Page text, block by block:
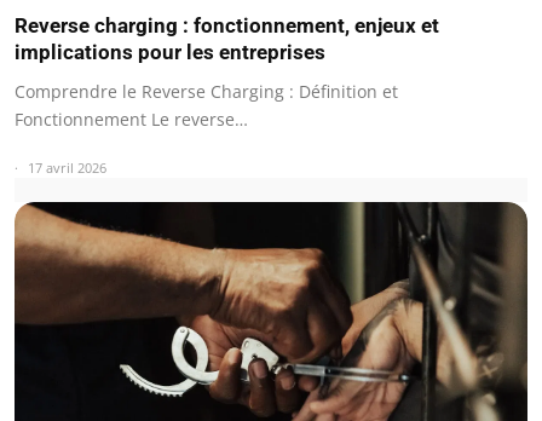
Reverse charging : fonctionnement, enjeux et
implications pour les entreprises
Comprendre le Reverse Charging : Définition et
Fonctionnement Le reverse…
17 avril 2026